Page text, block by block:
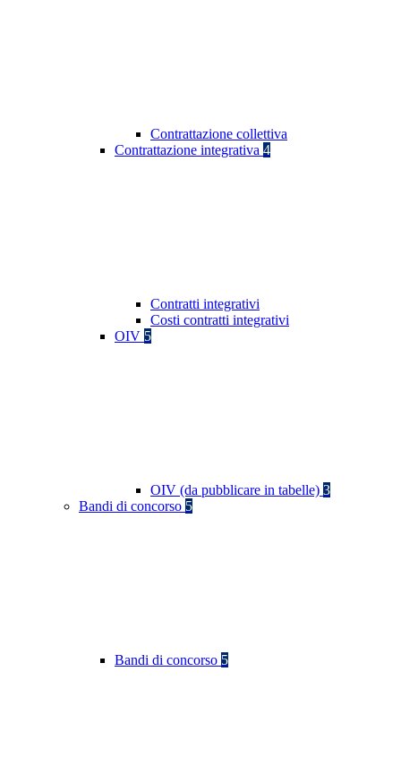
Contrattazione collettiva
Contrattazione integrativa 4
Contratti integrativi
Costi contratti integrativi
OIV 5
OIV (da pubblicare in tabelle) 3
Bandi di concorso 5
Bandi di concorso 5